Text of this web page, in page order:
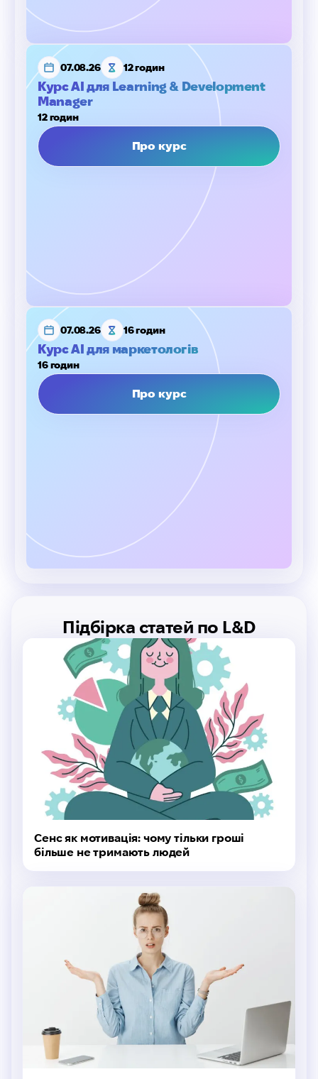
07.08.26 12 годин
Курс AI для Learning & Development
Manager
12 годин
Про курс
07.08.26 16 годин
Курс AI для маркетологів
16 годин
Про курс
Підбірка статей по L&D
Сенс як мотивація: чому тільки гроші
більше не тримають людей